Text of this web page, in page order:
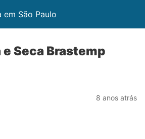
em São Paulo
e Seca Brastemp
8 anos atrás